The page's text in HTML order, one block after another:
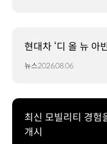
현대차 ‘디 올 뉴 아
뉴스2026.08.06
최신 모빌리티 경험
개시